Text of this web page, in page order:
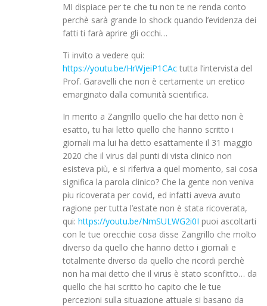
MI dispiace per te che tu non te ne renda conto
perchè sarà grande lo shock quando l’evidenza dei
fatti ti farà aprire gli occhi…
Ti invito a vedere qui:
https://youtu.be/HrWjeiP1CAc tutta l’intervista del
Prof. Garavelli che non è certamente un eretico
emarginato dalla comunità scientifica.
In merito a Zangrillo quello che hai detto non è
esatto, tu hai letto quello che hanno scritto i
giornali ma lui ha detto esattamente il 31 maggio
2020 che il virus dal punti di vista clinico non
esisteva più, e si riferiva a quel momento, sai cosa
significa la parola clinico? Che la gente non veniva
piu ricoverata per covid, ed infatti aveva avuto
ragione per tutta l’estate non è stata ricoverata,
qui: https://youtu.be/NmSULWG2i0I puoi ascoltarti
con le tue orecchie cosa disse Zangrillo che molto
diverso da quello che hanno detto i giornali e
totalmente diverso da quello che ricordi perchè
non ha mai detto che il virus è stato sconfitto… da
quello che hai scritto ho capito che le tue
percezioni sulla situazione attuale si basano da